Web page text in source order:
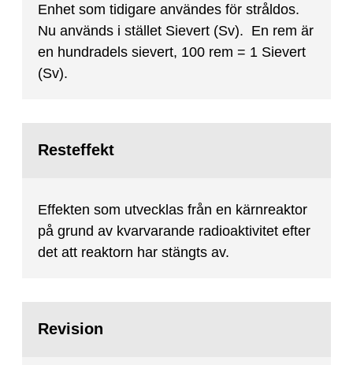
Enhet som tidigare användes för stråldos.
Nu används i stället Sievert (Sv). En rem är
en hundradels sievert, 100 rem = 1 Sievert
(Sv).
Resteffekt
Effekten som utvecklas från en kärnreaktor
på grund av kvarvarande radioaktivitet efter
det att reaktorn har stängts av.
Revision